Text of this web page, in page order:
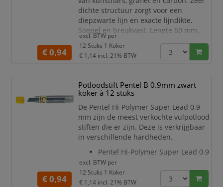
dichte structuur zorgt voor een
diepzwarte lijn en exacte lijndikte.
Soepel en breukvast. Lengte 60 mm..
Dit product bestaat voor 98% uit
gerecycled materiaal.
€ 0,94
excl. BTW per
12 Stuks 1 Koker
€ 1,14 incl. 21% BTW
Potloodstift Pentel B 0.9mm zwart
koker à 12 stuks
De Pentel Hi-Polymer Super Lead 0.9
mm zijn de meest verkochte vulpotlood
stiften die er zijn. Deze is verkrijgbaar
in verschillende hardheden.
Pentel Hi-Polymer Super Lead 0.9
mm
Materiaal is een mengsel van
kunsthars, grafiet en carbon
€ 0,94
excl. BTW per
12 Stuks 1 Koker
€ 1,14 incl. 21% BTW